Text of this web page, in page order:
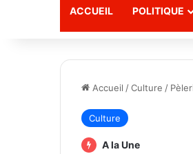
ACCUEIL POLITIQUE
Accueil /Culture /
Culture
A la Une